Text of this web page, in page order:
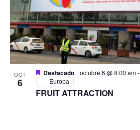
OCT
6
FRUIT ATTRACTION
Destacado octubre 6 @ 8:00 am-
Europa